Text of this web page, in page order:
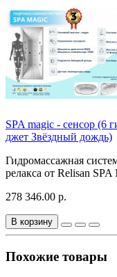
SPA magic - сенсор (6
джет Звёздный дождь)
Гидромассажная
релакса от Relisan SPA
278 346.00 р.
В корзину
Похожие товары